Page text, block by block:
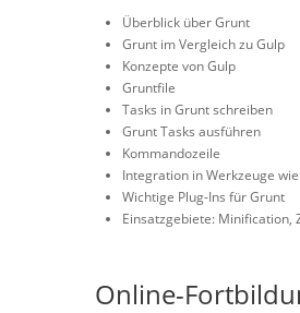
Überblick über Grunt
Grunt im Vergleich zu Gulp
Konzepte von Gulp
Gruntfile
Tasks in Grunt schreiben
Grunt Tasks ausführen
Kommandozeile
Integration in Werkzeuge
Wichtige Plug-Ins für Grunt
Einsatzgebiete: Minification,
Online-